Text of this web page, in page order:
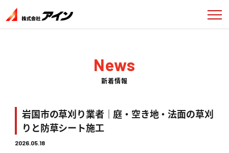
News
新着情報
岩国市の草刈り業者｜庭・空き地・法面の草刈
りと防草シート施工
2026.05.18